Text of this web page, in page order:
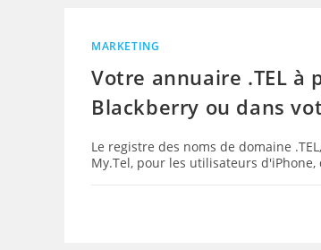
MARKETING
Votre annuaire .TEL
Blackberry ou dans
Le registre des noms de domaine
My.Tel, pour les utilisateurs